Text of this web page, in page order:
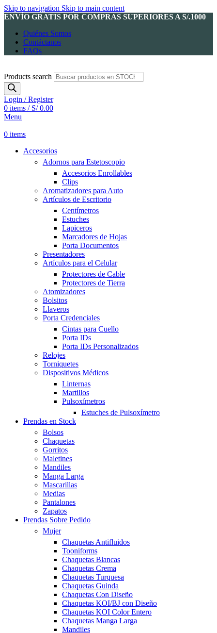
Skip to navigation Skip to main content
ENVÍO GRATIS POR COMPRAS SUPERIORES A S/.1000
Quiénes Somos
Contáctanos
FAQs
Products search
Login / Register
0 items / S/0.00
Menu
0 items
Accesorios
Adornos para Estetoscopio
Accesorios Enrollables
Clips
Aromatizadores para Auto
Artículos de Escritorio
Centímetros
Estuches
Lapiceros
Marcadores de Hojas
Porta Documentos
Presentadores
Artículos para el Celular
Protectores de Cable
Protectores de Tierra
Atomizadores
Bolsitos
Llaveros
Porta Credenciales
Cintas para Cuello
Porta IDs
Porta IDs Personalizados
Relojes
Torniquetes
Dispositivos Médicos
Linternas
Martillos
Pulsoxímetros
Estuches de Pulsoxímetro
Prendas en Stock
Bolsos
Chaquetas
Gorritos
Maletines
Mandiles
Manga Larga
Mascarillas
Medias
Pantalones
Zapatos
Prendas Sobre Pedido
Mujer
Chaquetas Antifluidos
Tooniforms
Chaquetas Blancas
Chaquetas Crema
Chaquetas Turquesa
Chaquetas Guinda
Chaquetas Con Diseño
Chaquetas KOI/BJ con Diseño
Chaquetas KOI Color Entero
Chaquetas Manga Larga
Mandiles